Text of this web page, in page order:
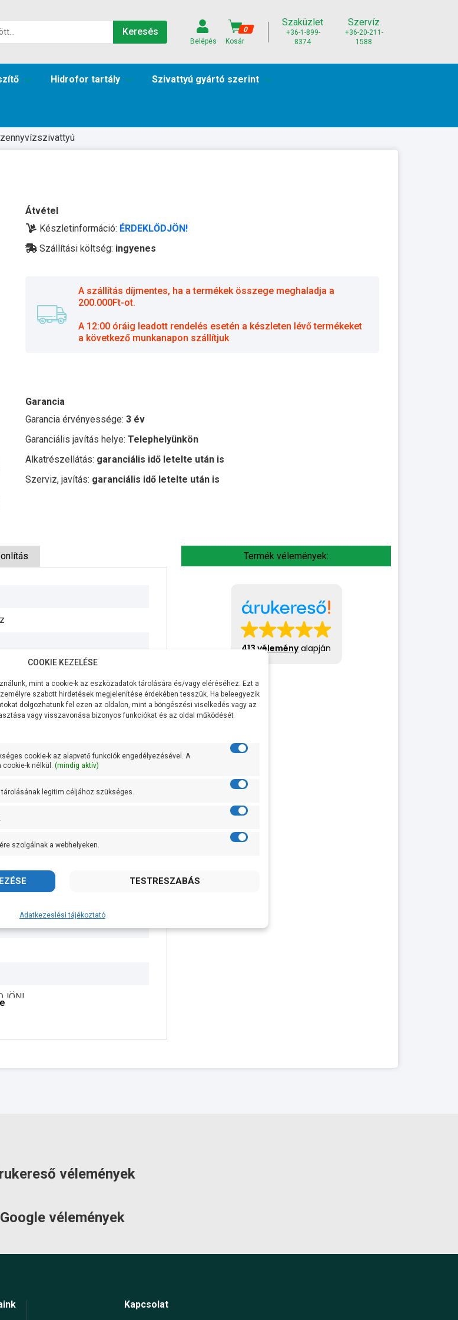
Keresés
Belépés
0
Kosár
Szaküzlet
+36-1-899-
8374
Szervíz
+36-20-211-
1588
Hidrofor tartály Szivattyú gyártó szerint
Átvétel
Készletinformáció: ÉRDEKLŐDJÖN!
Szállítási költség: ingyenes
A szállítás díjmentes, ha a termékek összege meghaladja a
200.000Ft-ot.
A 12:00 óráig leadott rendelés esetén a készleten lévő termékeket
a következő munkanapon szállítjuk
Garancia
Garancia érvényessége: 3 év
Garanciális javítás helye: Telephelyünkön
Alkatrészellátás: garanciális idő letelte után is
Szerviz, javítás: garanciális idő letelte után is
liter/perc
acél
Termék vélemények:
413 véleményalapján
vélemények
Google vélemények
Kapcsolat
COOKIE KEZELÉSE
mint a cookie-k az eszközadatok tárolására és/vagy eléréséhez. Ezt a
szabott hirdetések megjelenítése érdekében tesszük. Ha beleegyezik
dolgozhatunk fel ezen az oldalon, mint a böngészési viselkedés vagy az
vagy visszavonása bizonyos funkciókat és az oldal működését
cookie-k az alapvető funkciók engedélyezésével. A
k nélkül. (mindig aktív)
legitim céljához szükséges.
szolgálnak a webhelyeken.
Adatkezeslési tájékoztató